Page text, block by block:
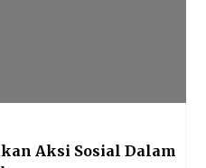
Aksi Sosial Dalam